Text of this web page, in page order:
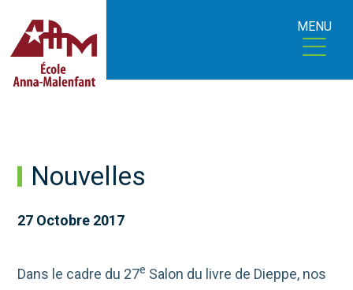
MENU
Nouvelles
27 Octobre 2017
Dans le cadre du 27e Salon du livre de Dieppe, nos